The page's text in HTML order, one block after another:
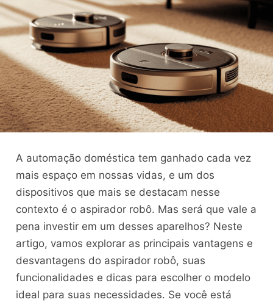
A automação doméstica tem ganhado cada vez
mais espaço em nossas vidas, e um dos
dispositivos que mais se destacam nesse
contexto é o aspirador robô. Mas será que vale a
pena investir em um desses aparelhos? Neste
artigo, vamos explorar as principais vantagens e
desvantagens do aspirador robô, suas
funcionalidades e dicas para escolher o modelo
ideal para suas necessidades. Se você está